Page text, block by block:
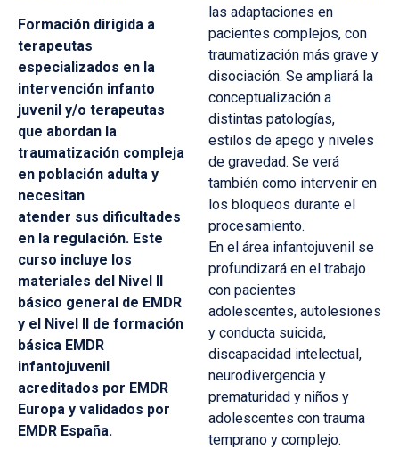
Formación dirigida a
terapeutas
especializados en la
intervención infanto
juvenil y/o terapeutas
que abordan la
traumatización compleja
en población adulta y
necesitan
atender sus dificultades
en la regulación. Este
curso incluye los
materiales del Nivel II
básico general de EMDR
y el Nivel II de formación
básica EMDR
infantojuvenil
acreditados por EMDR
Europa y validados por
EMDR España.
las adaptaciones en
pacientes complejos, con
traumatización más grave y
disociación. Se ampliará la
conceptualización a
distintas patologías,
estilos de apego y niveles
de gravedad. Se verá
también como intervenir en
los bloqueos durante el
procesamiento.
En el área infantojuvenil se
profundizará en el trabajo
con pacientes
adolescentes, autolesiones
y conducta suicida,
discapacidad intelectual,
neurodivergencia y
prematuridad y niños y
adolescentes con trauma
temprano y complejo.